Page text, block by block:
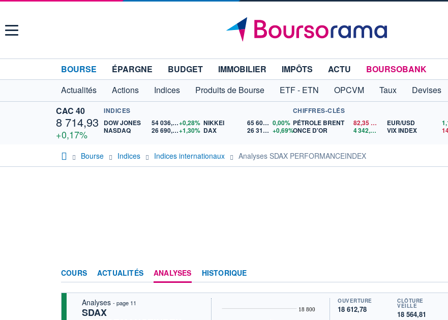
Menu
BOURSE ÉPARGNE BUDGET IMMOBILIER IMPÔTS ACTU
BOURSOBANK
Actualités
Actions Indices Produits de Bourse ETF - ETN OPCVM Taux Devises
CAC 40
8 714,93
+0,17%
INDICES
DOW JONES
54 036,93+0,28%
NASDAQ
26 690,62+1,30%
NIKKEI 65 606,71 0,00%
DAX
26 319,45 +0,69%
CHIFFRES-CLÉS
PÉTROLE BRENT
82,35$US
ONCE D'OR
4 342,26 $US
EUR/USD
VIX INDEX
Bourse Indices Indices internationaux Analyses SDAX PERFORMANCEINDEX
COURS ACTUALITÉS ANALYSES HISTORIQUE
Analyses - page 11
SDAX
18 800
OUVERTURE
18 612,78
CLÔTURE
VEILLE
18 564,81